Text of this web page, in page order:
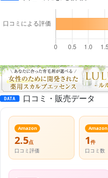
DATA 口コミ・販売データ
Amazon
2.5点
口コミ評価
Amazon
1件
口コミ数